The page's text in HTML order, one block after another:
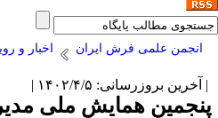
انجمن علمی فرش ایران اخبار و
بروزرسانی: ۱۴۰۲/۴/۵ |
همایش ملی